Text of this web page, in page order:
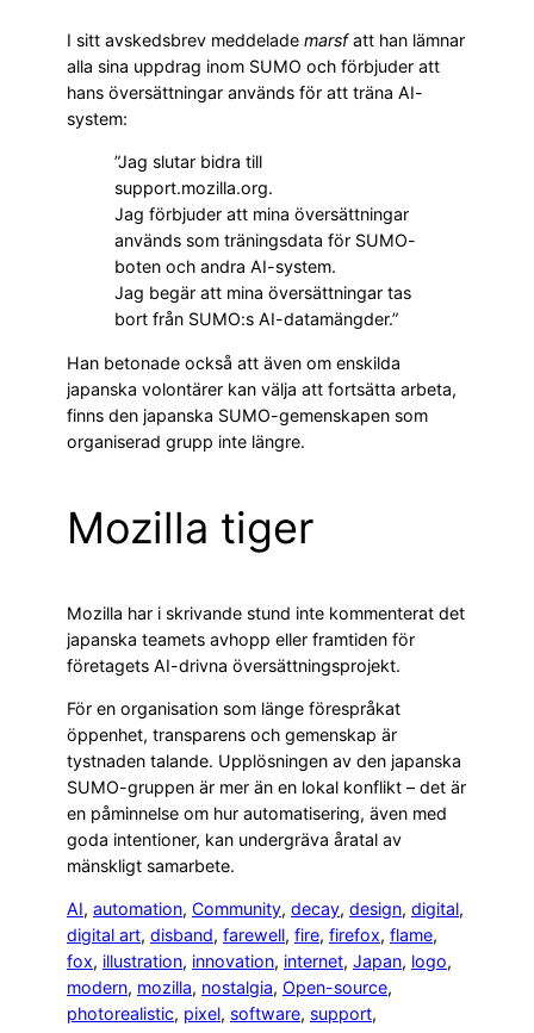
I sitt avskedsbrev meddelade marsfatt han lämnar
alla sina uppdrag inom SUMO och förbjuder att
hans översättningar används för att träna AI-
system:
”Jag slutar bidra till
support.mozilla.org.
Jag förbjuder att mina översättningar
används som träningsdata för SUMO-
boten och andra AI-system.
Jag begär att mina översättningar tas
bort från SUMO:s AI-datamängder.”
Han betonade också att även om enskilda
japanska volontärer kan välja att fortsätta arbeta,
finns den japanska SUMO-gemenskapen som
organiserad grupp inte längre.
Mozilla tiger
Mozilla har i skrivande stund inte kommenterat det
japanska teamets avhopp eller framtiden för
företagets AI-drivna översättningsprojekt.
För en organisation som länge förespråkat
öppenhet, transparens och gemenskap är
tystnaden talande. Upplösningen av den japanska
SUMO-gruppen är mer än en lokal konflikt – det är
en påminnelse om hur automatisering, även med
goda intentioner, kan undergräva åratal av
mänskligt samarbete.
AI, automation, Community, decay, design, digital
digital art, disband, farewell, fire, firefox, flame
fox, illustration, innovation, internet, Japan, logo
modern, mozilla, nostalgia, Open-source
photorealistic, pixel, software, support